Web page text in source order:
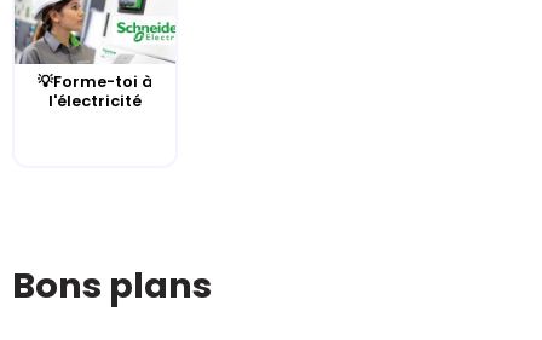
💡Forme-toi à
l'électricité
Bons plans